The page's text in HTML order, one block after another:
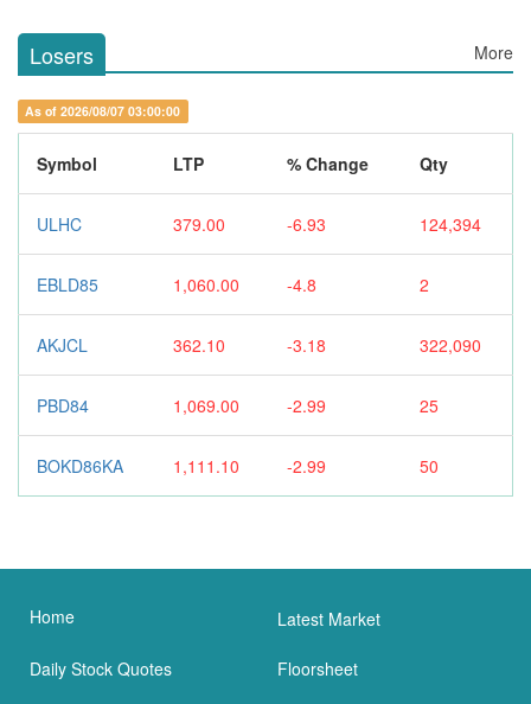
Losers More
As of 2026/08/07 03:00:00
Symbol LTP % Change Qty
ULHC 379.00 -6.93 124,394
EBLD85 1,060.00 -4.8 2
AKJCL 362.10 -3.18 322,090
PBD84 1,069.00 -2.99 25
BOKD86KA 1,111.10 -2.99 50
Home Latest Market
Daily Stock Quotes Floorsheet